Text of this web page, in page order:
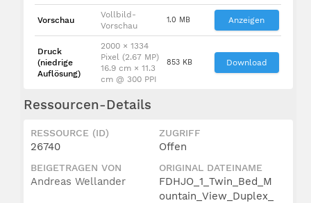
Vorschau
Vollbild-
Vorschau
1.0 MB Anzeigen
Druck
(niedrige
Auflösung)
2000 × 1334
Pixel (2.67 MP)
16.9 cm × 11.3
cm @ 300 PPI
853 KB Download
Ressourcen-Details
RESSOURCE (ID)
26740
ZUGRIFF
Offen
BEIGETRAGEN VON
Andreas Wellander
ORIGINAL DATEINAME
FDHJO_1_Twin_Bed_M
ountain_View_Duplex_